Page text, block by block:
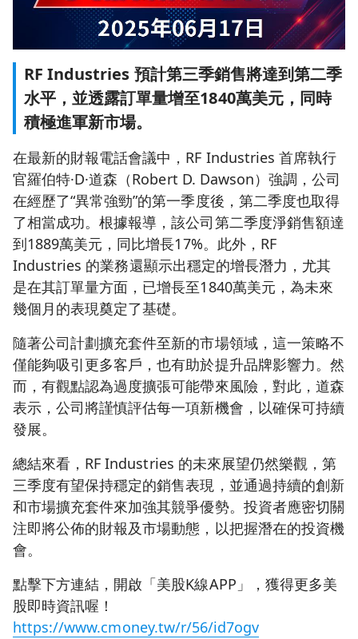
RF Industries 預計第三季銷售將達到第二季
水平，並透露訂單量增至1840萬美元，同時
積極進軍新市場。
在最新的財報電話會議中，RF Industries 首席執行
官羅伯特·D·道森（Robert D. Dawson）強調，公司
在經歷了“異常強勁”的第一季度後，第二季度也取得
了相當成功。根據報導，該公司第二季度淨銷售額達
到1889萬美元，同比增長17%。此外，RF
Industries 的業務還顯示出穩定的增長潛力，尤其
是在其訂單量方面，已增長至1840萬美元，為未來
幾個月的表現奠定了基礎。
隨著公司計劃擴充套件至新的市場領域，這一策略不
僅能夠吸引更多客戶，也有助於提升品牌影響力。然
而，有觀點認為過度擴張可能帶來風險，對此，道森
表示，公司將謹慎評估每一項新機會，以確保可持續
發展。
總結來看，RF Industries 的未來展望仍然樂觀，第
三季度有望保持穩定的銷售表現，並通過持續的創新
和市場擴充套件來加強其競爭優勢。投資者應密切關
注即將公佈的財報及市場動態，以把握潛在的投資機
會。
點擊下方連結，開啟「美股K線APP」，獲得更多美
股即時資訊喔！
https://www.cmoney.tw/r/56/id7ogv